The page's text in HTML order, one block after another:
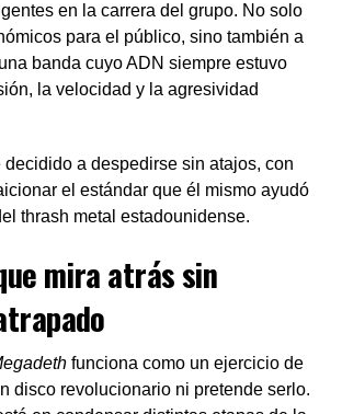
en la carrera del grupo. No solo
para el público, sino también a
banda cuyo ADN siempre estuvo
la velocidad y la agresividad
decidido a despedirse sin atajos, con
el estándar que él mismo ayudó
thrash metal estadounidense.
mira atrás sin
funciona como un ejercicio de
disco revolucionario ni pretende serlo.